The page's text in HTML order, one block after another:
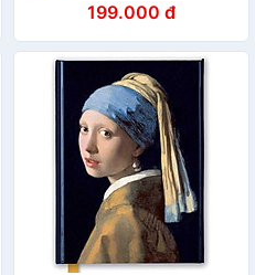
199.000 đ